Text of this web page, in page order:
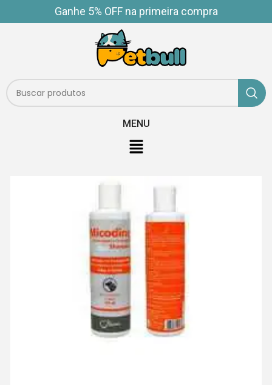
Ganhe 5% OFF na primeira compra
MENU